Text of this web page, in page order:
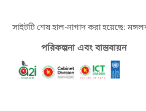
সাইটটি শেষ হাল-নাগাদ করা হয়েছে:
পরিকল্পনা এবং বাস্তবায়ন